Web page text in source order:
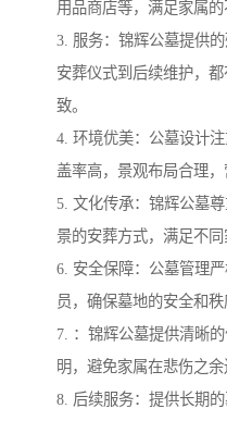
用品商店等，满足家属的
3. 服务：锦辉公墓提供
安葬仪式到后续维护，
致。
4. 环境优美：公墓设计
盖率高，景观布局合理，
5. 文化传承：锦辉公墓
景的安葬方式，满足不同
6. 安全保障：公墓管理
员，确保墓地的安全和秩
7. ：锦辉公墓提供清晰
明，避免家属在悲伤之余
8. 后续服务：提供长期